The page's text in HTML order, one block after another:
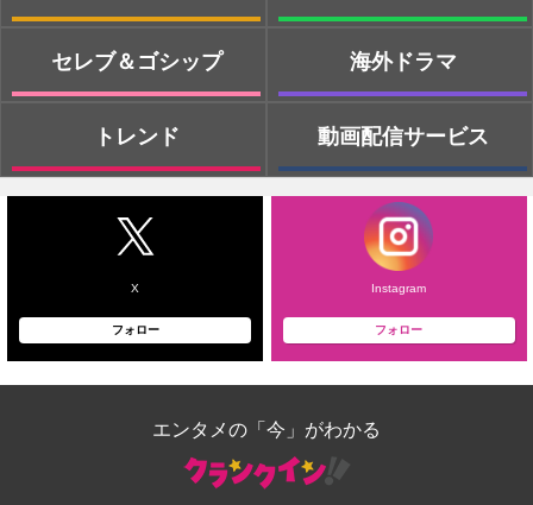
セレブ＆ゴシップ
トレンド
海外ドラマ
動画配信サービス
X
フォロー
Instagram
フォロー
エンタメの「今」がわかる